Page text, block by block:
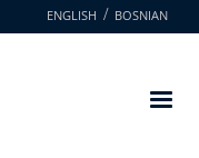
ENGLISH BOSNIAN